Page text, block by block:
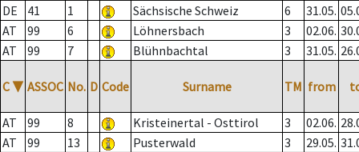
DE
41 1 Sächsische Schweiz 6 31.05.
AT
99 6 Löhnersbach 3 02.06.
AT
99 7 Blühnbachtal 3 31.05.
C ▼ ASSOC No. D Code Surname TM from
AT 99 8 Kristeinertal - Osttirol 3 02.06.
AT
99 13 Pusterwald 3 29.05.